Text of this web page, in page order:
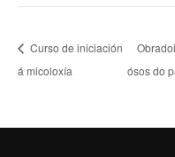
Curso de iniciación
á micoloxía
ósos do